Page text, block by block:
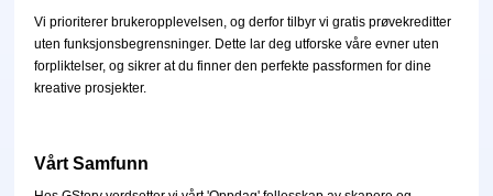
Fjern Vannmerke fra Foto Ubegrenset
Foto Forbedrer Ubegrenset
Automatisk Undertekstgenerator
Vi prioriterer brukeropplevelsen, og derfor tilbyr vi gratis prøvekreditter
uten funksjonsbegrensninger. Dette lar deg utforske våre evner uten
forpliktelser, og sikrer at du finner den perfekte passformen for dine
kreative prosjekter.
Vårt Samfunn